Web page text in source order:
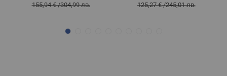
155,94 €/304,99 лв.
125,27 €/245,01 лв.